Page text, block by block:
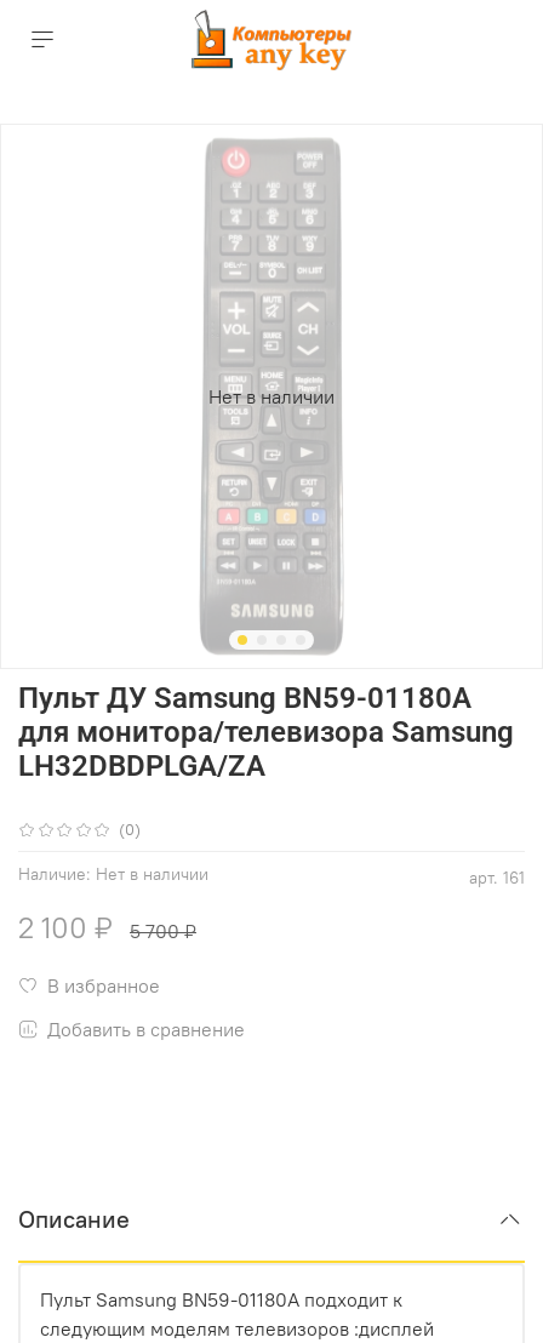
Нет в наличии
(0)
арт. 161
Наличие: Нет в наличии
Пульт ДУ Samsung BN59-01180A
для монитора/телевизора Samsung
LH32DBDPLGA/ZA
2 100 ₽ 5 700 ₽
В избранное
Добавить в сравнение
Описание
Пульт Samsung BN59-01180A подходит к
следующим моделям телевизоров :дисплей